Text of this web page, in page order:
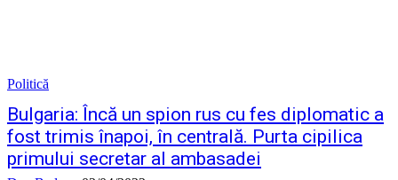
Politică
Bulgaria: Încă un spion rus cu fes diplomatic a
fost trimis înapoi, în centrală. Purta cipilica
primului secretar al ambasadei